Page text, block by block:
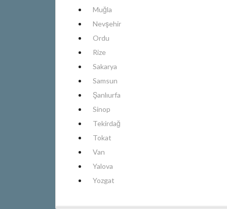
Muğla
Nevşehir
Ordu
Rize
Sakarya
Samsun
Şanlıurfa
Sinop
Tekirdağ
Tokat
Van
Yalova
Yozgat